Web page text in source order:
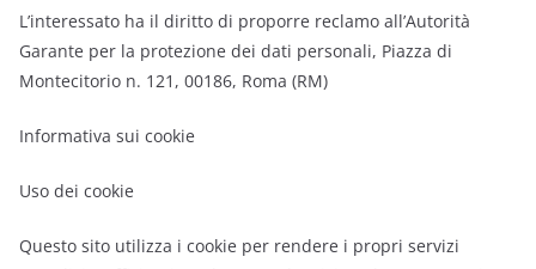
L’interessato ha il diritto di proporre reclamo all’Autorità
Garante per la protezione dei dati personali, Piazza di
Montecitorio n. 121, 00186, Roma (RM)
Informativa sui cookie
Uso dei cookie
Questo sito utilizza i cookie per rendere i propri servizi